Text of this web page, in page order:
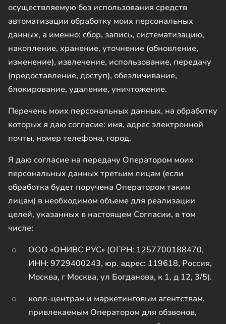
осуществляемую без использования средств
автоматизации обработку моих персональных
данных, а именно: сбор, запись, систематизацию,
накопление, хранение, уточнение (обновление,
изменение), извлечение, использование, передачу
(предоставление, доступ), обезличивание,
блокирование, удаление, уничтожение.
Перечень моих персональных данных, на обработку
которых я даю согласие: имя, адрес электронной
почты, номер телефона, город.
Я даю согласие на передачу Оператором моих
персональных данных третьим лицам (если
обработка будет поручена Оператором таким
лицам) в необходимом объеме для реализации
целей, указанных в настоящем Согласии, в том
числе:
ООО «ОНИВС РУС» (ОГРН: 1257700188470,
ИНН: 9729400243, юр. адрес: 119618, Россия,
Москва, г Москва, ул Богданова, к 1, д 12, 3/5).
колл-центрам и маркетинговым агентствам,
привлекаемым Оператором для обзвонов,